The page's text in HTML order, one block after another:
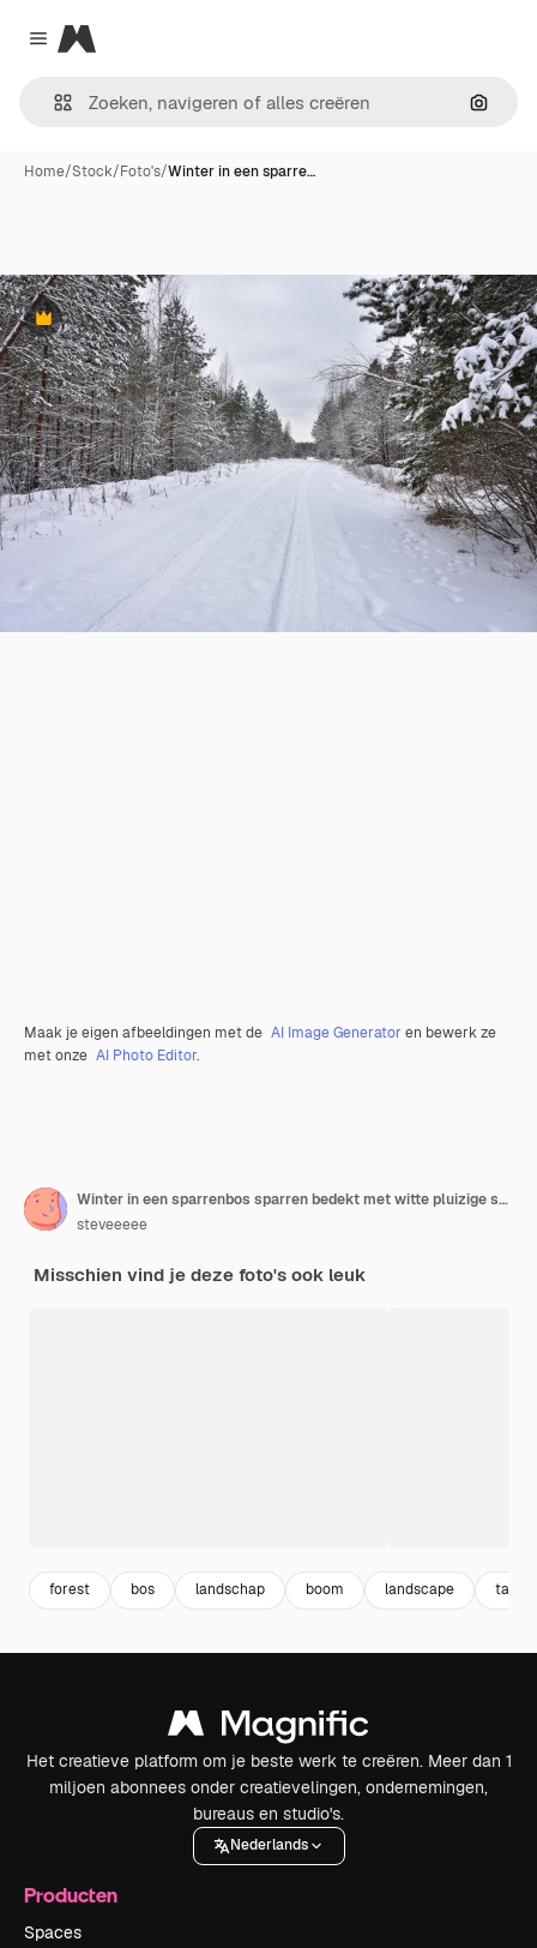
Close menu
Magnific
Home/Stock/Foto's/Winter in een sparre…
Premium
Maak je eigen afbeeldingen met de AI Image Generator en bewerk ze
met onze AI Photo Editor.
Winter in een sparrenbos sparren bedekt met witte pluizige sneeuw Selectieve focus Winterlandschap
steveeeee
Misschien vind je deze foto's ook leuk
forest bos landschap boom landscape tak
Het creatieve platform om je beste werk te creëren. Meer dan 1
miljoen abonnees onder creatievelingen, ondernemingen,
bureaus en studio's.
Nederlands
Producten
Spaces